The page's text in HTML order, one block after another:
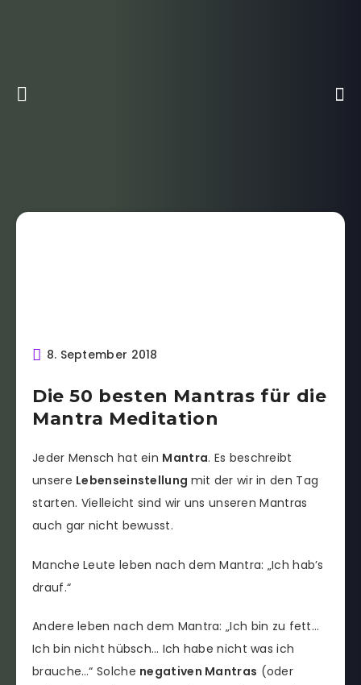
8. September 2018
Die 50 besten Mantras für die
Mantra Meditation
Jeder Mensch hat ein Mantra. Es beschreibt
unsere Lebenseinstellung mit der wir in den Tag
starten. Vielleicht sind wir uns unseren Mantras
auch gar nicht bewusst.
Manche Leute leben nach dem Mantra: „Ich hab’s
drauf.“
Andere leben nach dem Mantra: „Ich bin zu fett…
Ich bin nicht hübsch… Ich habe nicht was ich
brauche…“ Solche negativen Mantras (oder